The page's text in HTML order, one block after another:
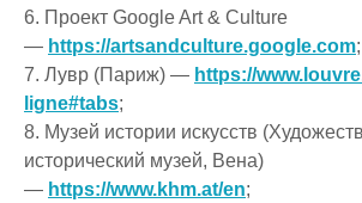
6. Проект Google Art & Culture
— https://artsandculture.google.com;
7. Лувр (Париж) — https://
ligne#tabs;
8. Музей истории искусств
исторический музей, Вена)
— https://www.khm.at/en;